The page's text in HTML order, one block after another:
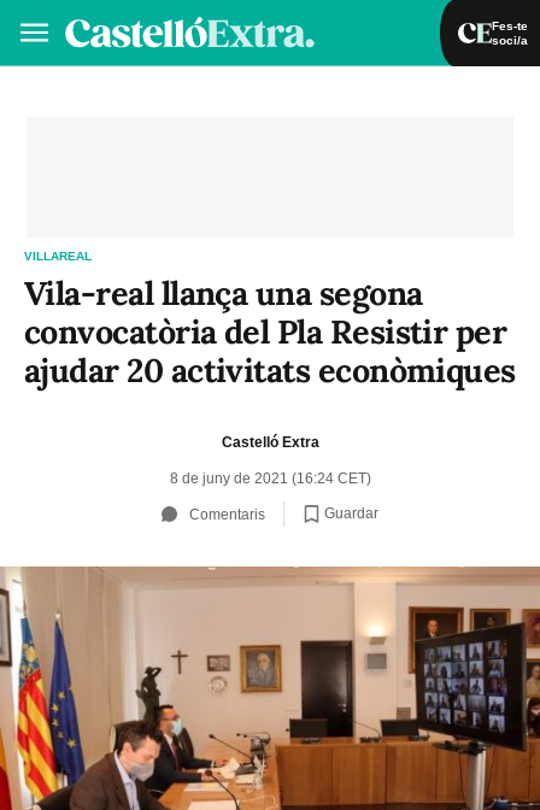
Fes-te
soci/a
VILLAREAL
Vila-real llança una segona
convocatòria del Pla Resistir per
ajudar 20 activitats econòmiques
Castelló Extra
8 de juny de 2021 (16:24 CET)
Comentaris Guardar